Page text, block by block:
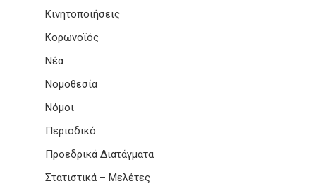
Κινητοποιήσεις
Κορωνοϊός
Νέα
Νομοθεσία
Νόμοι
Περιοδικό
Προεδρικά Διατάγματα
Στατιστικά – Μελέτες